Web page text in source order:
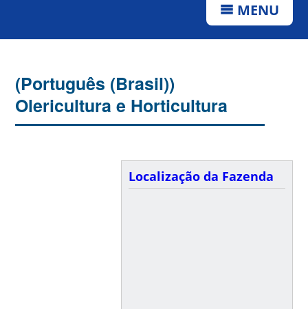
MENU
(Português (Brasil))
Olericultura e Horticultura
Localização da Fazenda